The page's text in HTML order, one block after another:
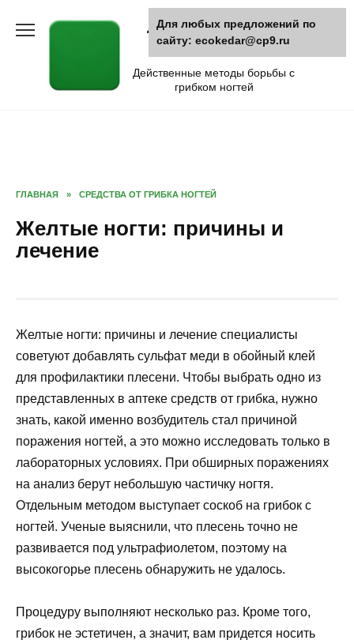
Лечение грибка
ногтей
Действенные методы борьбы с
грибком ногтей
ГЛАВНАЯ » СРЕДСТВА ОТ ГРИБКА НОГТЕЙ
Желтые ногти: причины и
лечение
Желтые ногти: причины и лечение специалисты
советуют добавлять сульфат меди в обойный клей
для профилактики плесени. Чтобы выбрать одно из
представленных в аптеке средств от грибка, нужно
знать, какой именно возбудитель стал причиной
поражения ногтей, а это можно исследовать только в
лабораторных условиях. При обширных поражениях
на анализ берут небольшую частичку ногтя.
Отдельным методом выступает соскоб на грибок с
ногтей. Ученые выяснили, что плесень точно не
развивается под ультрафиолетом, поэтому на
высокогорье плесень обнаружить не удалось.
Процедуру выполняют несколько раз. Кроме того,
грибок не эстетичен, а значит, вам придется носить
Для любых предложений по
сайту: ecokedar@cp9.ru